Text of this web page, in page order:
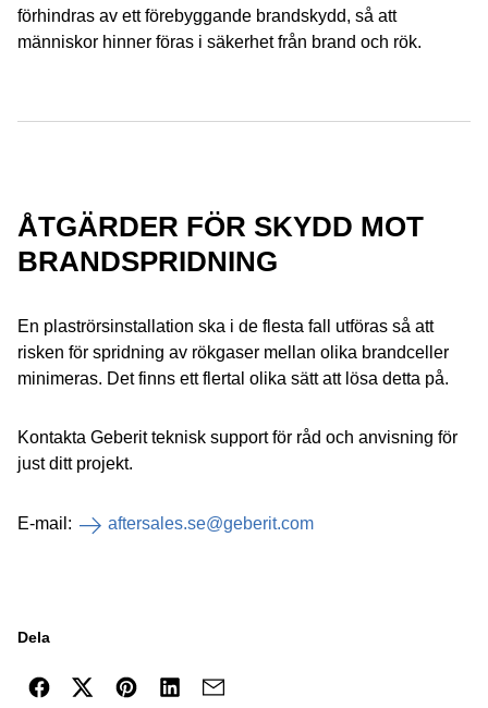
förhindras av ett förebyggande brandskydd, så att
människor hinner föras i säkerhet från brand och rök.
ÅTGÄRDER FÖR SKYDD MOT
BRANDSPRIDNING
En plaströrsinstallation ska i de flesta fall utföras så att
risken för spridning av rökgaser mellan olika brandceller
minimeras. Det finns ett flertal olika sätt att lösa detta på.
Kontakta Geberit teknisk support för råd och anvisning för
just ditt projekt.
E-mail: aftersales.se@geberit.com
Dela